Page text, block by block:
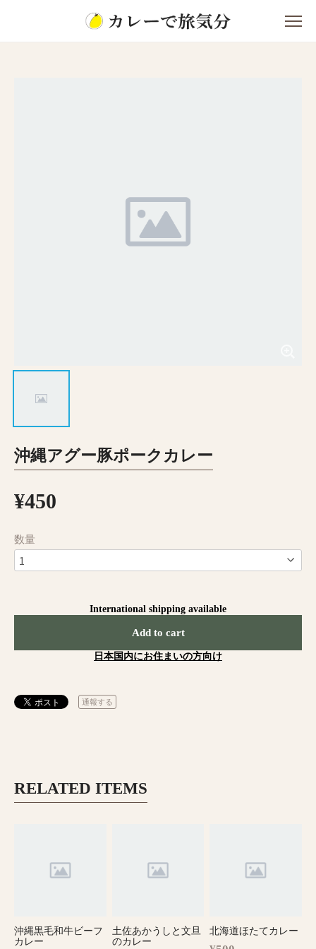
沖縄アグー豚ポークカレー
¥450
数量
International shipping available
Add to cart
日本国内にお住まいの方向け
通報する
RELATED ITEMS
沖縄黒毛和牛ビーフ
カレー
土佐あかうしと文旦
のカレー
北海道ほたてカレー